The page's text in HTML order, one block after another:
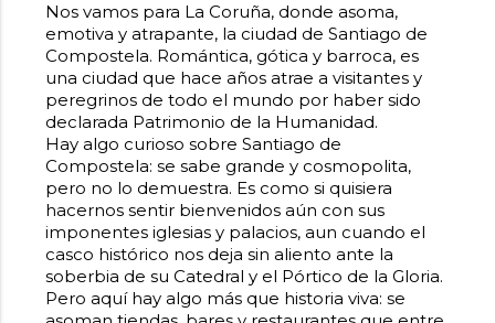
Nos vamos para La Coruña, donde asoma,
emotiva y atrapante, la ciudad de Santiago de
Compostela. Romántica, gótica y barroca, es
una ciudad que hace años atrae a visitantes y
peregrinos de todo el mundo por haber sido
declarada Patrimonio de la Humanidad.
Hay algo curioso sobre Santiago de
Compostela: se sabe grande y cosmopolita,
pero no lo demuestra. Es como si quisiera
hacernos sentir bienvenidos aún con sus
imponentes iglesias y palacios, aun cuando el
casco histórico nos deja sin aliento ante la
soberbia de su Catedral y el Pórtico de la Gloria.
Pero aquí hay algo más que historia viva: se